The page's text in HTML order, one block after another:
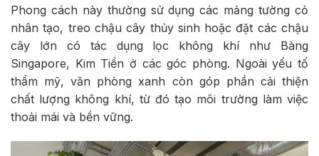
Phong cách này thường sử dụng các mảng tường cỏ
nhân tạo, treo chậu cây thủy sinh hoặc đặt các chậu
cây lớn có tác dụng lọc không khí như Bàng
Singapore, Kim Tiền ở các góc phòng. Ngoài yếu tố
thẩm mỹ, văn phòng xanh còn góp phần cải thiện
chất lượng không khí, từ đó tạo môi trường làm việc
thoải mái và bền vững.